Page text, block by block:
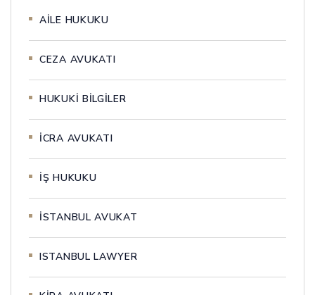
AİLE HUKUKU
CEZA AVUKATI
HUKUKİ BİLGİLER
İCRA AVUKATI
İŞ HUKUKU
İSTANBUL AVUKAT
ISTANBUL LAWYER